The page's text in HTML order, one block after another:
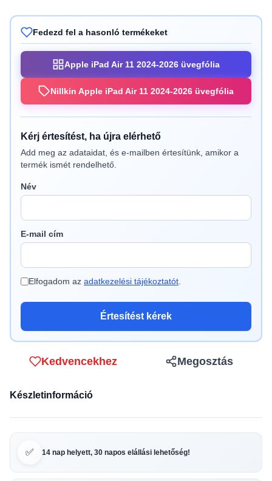
Fedezd fel a hasonló termékeket
Apple iPad Air 11 2024-2026 üvegfólia
Nillkin Apple iPad Air 11 2024-2026 üvegfólia
Kérj értesítést, ha újra elérhető
Add meg az adataidat, és e-mailben értesítünk, amikor a
termék ismét rendelhető.
Név
E-mail cím
Elfogadom az adatkezelési tájékoztatót
Értesítést kérek
Kedvencekhez Megosztás
Készletinformáció
✅ 14 nap helyett, 30 napos elállási lehetőség!